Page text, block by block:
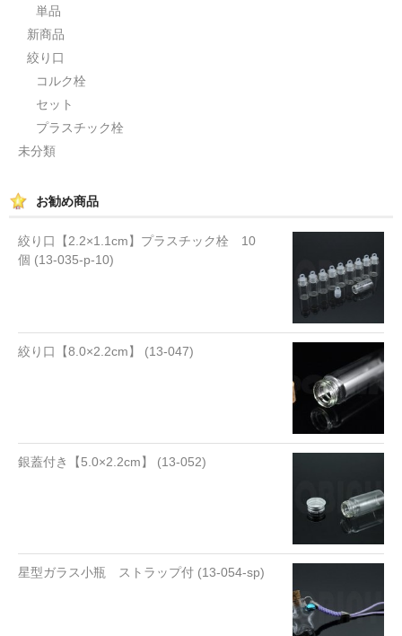
単品
新商品
絞り口
コルク栓
セット
プラスチック栓
未分類
お勧め商品
絞り口【2.2×1.1cm】プラスチック栓 10
個 (13-035-p-10)
絞り口【8.0×2.2cm】 (13-047)
銀蓋付き【5.0×2.2cm】 (13-052)
星型ガラス小瓶 ストラップ付 (13-054-sp)